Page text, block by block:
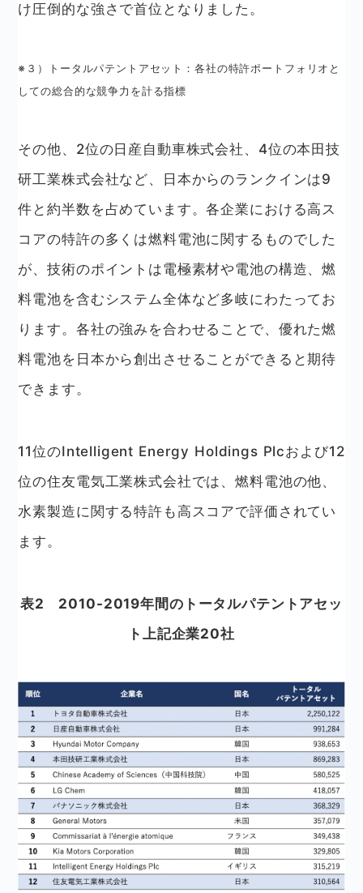
け圧倒的な強さで首位となりました。
※３）トータルパテントアセット：各社の特許ポートフォリオと
しての総合的な競争力を計る指標
その他、2位の日産自動車株式会社、4位の本田技
研工業株式会社など、日本からのランクインは9
件と約半数を占めています。各企業における高ス
コアの特許の多くは燃料電池に関するものでした
が、技術のポイントは電極素材や電池の構造、燃
料電池を含むシステム全体など多岐にわたってお
ります。各社の強みを合わせることで、優れた燃
料電池を日本から創出させることができると期待
できます。
11位のIntelligent Energy Holdings Plcおよび12
位の住友電気工業株式会社では、燃料電池の他、
水素製造に関する特許も高スコアで評価されてい
ます。
表2 2010-2019年間のトータルパテントアセッ
ト上記企業20社